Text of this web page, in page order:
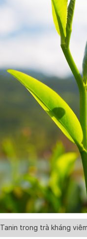
Tanin trong trà kháng